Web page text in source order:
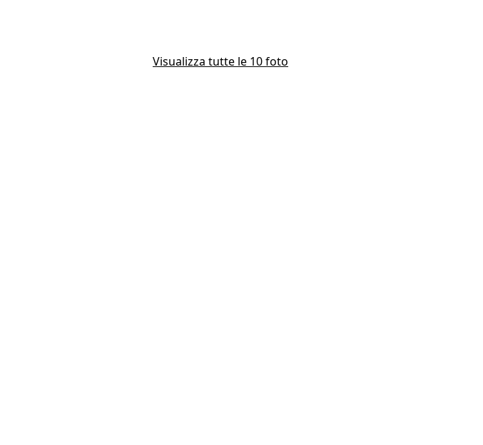
Visualizza tutte le 10 foto